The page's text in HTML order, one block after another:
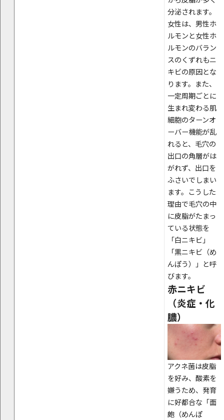
分泌されます。
女性は、男性ホ
ルモンと女性ホ
ルモンのバラン
スのくずれもニ
キビの原因とな
ります。また、
一定周期ごとに
生まれ変わる肌
細胞のターンオ
ーバー機能が乱
れると、毛穴の
出口の角層がは
がれず、出口を
ふさいでしまい
ます。こうした
理由で毛穴の中
に皮脂がたまっ
ている状態を
「白ニキビ」
「黒ニキビ（め
んぽう）」と呼
びます。
赤ニキビ
（炎症・化
膿）
アクネ菌は皮脂
を好み、酸素を
嫌うため、発育
に好都合な「面
皰（めんぽ